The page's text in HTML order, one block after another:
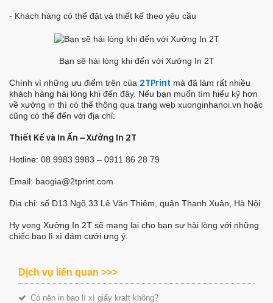
- Khách hàng có thể đặt và thiết kế theo yêu cầu
Bạn sẽ hài lòng khi đến với Xưởng In 2T
Chính vì những ưu điểm trên của 2TPrint mà đã làm rất nhiều
khách hàng hài lòng khi đến đây. Nếu bạn muốn tìm hiểu kỹ hơn
về xưởng in thì có thể thông qua trang web xuonginhanoi.vn hoặc
cũng có thể đến với địa chỉ:
Thiết Kế và In Ấn – Xưởng In 2T
Hotline: 08 9983 9983 – 0911 86 28 79
Email: baogia@2tprint.com
Địa chỉ: số D13 Ngõ 33 Lê Văn Thiêm, quận Thanh Xuân, Hà Nội
Hy vọng Xưởng In 2T sẽ mang lại cho bạn sự hài lòng với những
chiếc bao lì xì đám cưới ưng ý.
Dịch vụ liên quan >>>
Có nên in bao lì xì giấy kraft không?